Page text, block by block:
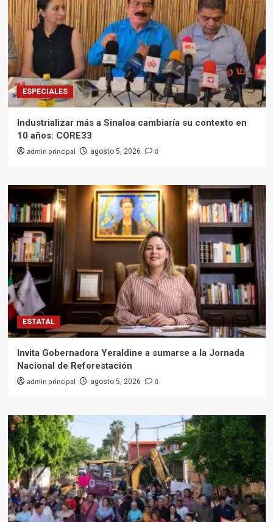
ESPECIALES
Industrializar más a Sinaloa cambiaría su contexto en
10 años: CORE33
admin principal agosto 5, 2026 0
ESTATAL
Invita Gobernadora Yeraldine a sumarse a la Jornada
Nacional de Reforestación
admin principal agosto 5, 2026 0